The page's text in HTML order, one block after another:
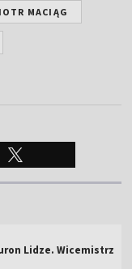
MACIĄG
Lidze. Wicemistrz